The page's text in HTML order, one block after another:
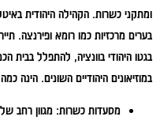
ומתקני כשרות. הקהילה היהודית
בערים מרכזיות כמו רומא ופירנצה.
בגטו היהודי בוונציה, להתפלל בבית
במוזיאונים היהודיים השונים. הינה
מסעדות כשרות: מגוון רחב